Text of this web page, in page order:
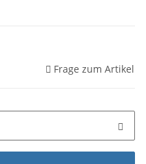
Frage zum Artikel